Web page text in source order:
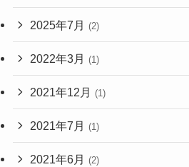
2025年7月 (2)
2022年3月 (1)
2021年12月 (1)
2021年7月 (1)
2021年6月 (2)